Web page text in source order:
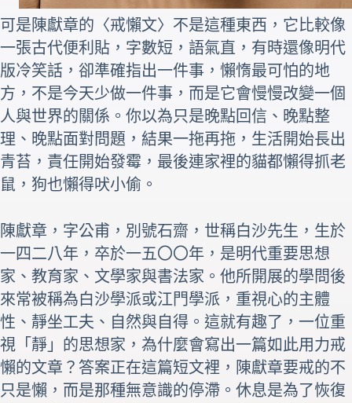
可是陳獻章的〈戒懶文〉不是這種東西，它比較像
一張古代便利貼，字數短，語氣直，有時還像明代
版冷笑話，卻準確指出一件事，懶惰最可怕的地
方，不是今天少做一件事，而是它會慢慢改變一個
人與世界的關係。你以為只是晚點回信、晚點整
理、晚點面對問題，結果一拖再拖，生活開始長出
青苔，責任開始發霉，最後連家裡的貓都懶得抓老
鼠，狗也懶得吠小偷。
陳獻章，字公甫，別號石齋，世稱白沙先生，生於
一四二八年，卒於一五〇〇年，是明代重要思想
家、教育家、文學家與書法家。他所開展的學問後
來常被稱為白沙學派或江門學派，重視心的主體
性、靜坐工夫、自然與自得。這就有趣了，一位重
視「靜」的思想家，為什麼會寫出一篇如此用力戒
懶的文章？答案正在這篇短文裡，陳獻章要戒的不
只是懶，而是那種無意識的停滯。休息是為了恢復